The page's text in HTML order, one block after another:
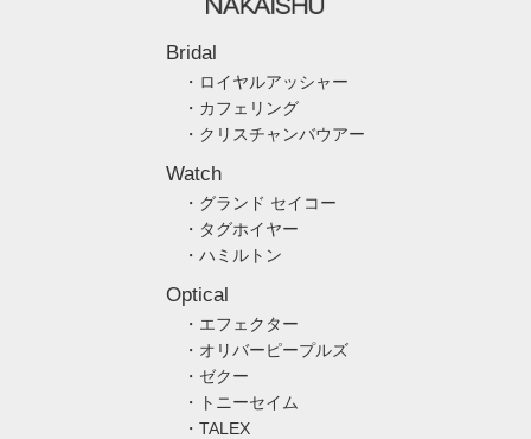
Bridal
・ロイヤルアッシャー
・カフェリング
・クリスチャンバウアー
Watch
・グランド セイコー
・タグホイヤー
・ハミルトン
Optical
・エフェクター
・オリバーピープルズ
・ゼクー
・トニーセイム
・TALEX